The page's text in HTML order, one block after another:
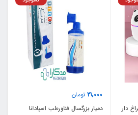
دار
21,000 تومان
دمیار بزرگسال فناورطب اسپادانا